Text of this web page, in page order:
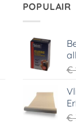
POPULAIR
€
€